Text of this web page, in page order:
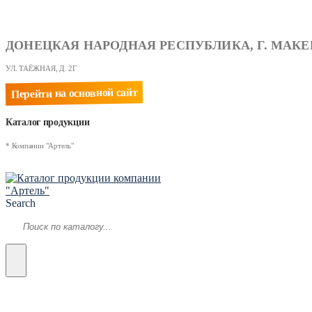
ДОНЕЦКАЯ НАРОДНАЯ РЕСПУБЛИКА, Г.
УЛ. ТАЁЖНАЯ, Д. 2Г
Перейти на основной сайт
Каталог продукции
* Компании "Артель"
Search